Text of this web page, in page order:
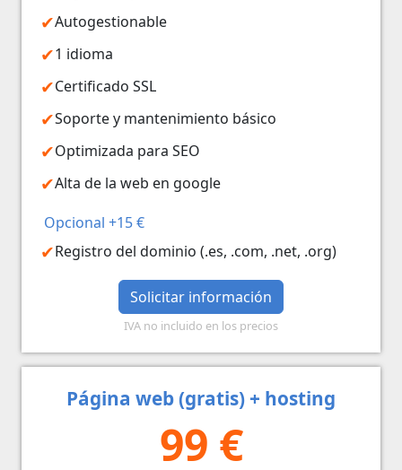
Autogestionable
1 idioma
Certificado SSL
Soporte y mantenimiento básico
Optimizada para SEO
Alta de la web en google
Opcional +15 €
Registro del dominio (.es, .com, .net, .org)
Solicitar información
IVA no incluido en los precios
Página web (gratis) + hosting
99 €